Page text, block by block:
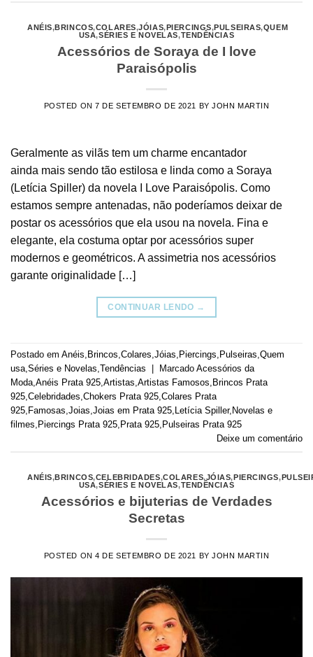
ANÉIS,BRINCOS,COLARES,JÓIAS, PIERCINGS,PULSEIRAS,QUEM
USA,SÉRIES E NOVELAS,TENDÊNCIAS
Acessórios de Soraya de I love
Paraisópolis
POSTED ON7 DE SETEMBRO DE 2021 BYJOHN MARTIN
Geralmente as vilãs tem um charme encantador
ainda mais sendo tão estilosa e linda como a Soraya
(Letícia Spiller) da novela I Love Paraisópolis. Como
estamos sempre antenadas, não poderíamos deixar de
postar os acessórios que ela usou na novela. Fina e
elegante, ela costuma optar por acessórios super
modernos e geométricos. A assimetria nos acessórios
garante originalidade […]
CONTINUAR LENDO →
Postado em Anéis, Brincos,Colares,Jóias, Piercings, Pulseiras,Quem
usa,Séries e Novelas,Tendências Marcado Acessórios da
Moda,Anéis Prata 925,Artistas,Artistas Famosos, Brincos Prata
925,Celebridades,Chokers Prata 925,Colares Prata
925, Famosas,Joias,Joias em Prata 925, Letícia Spiller, Novelas e
filmes, Piercings Prata 925, Prata 925, Pulseiras Prata 925
Deixe um comentário
ANÉIS,BRINCOS,CELEBRIDADES,COLARES,JÓIAS,PIERCINGS,
USA,SÉRIES E NOVELAS,TENDÊNCIAS
Acessórios e bijuterias de Verdades
Secretas
POSTED ON4 DE SETEMBRO DE 2021 BYJOHN MARTIN